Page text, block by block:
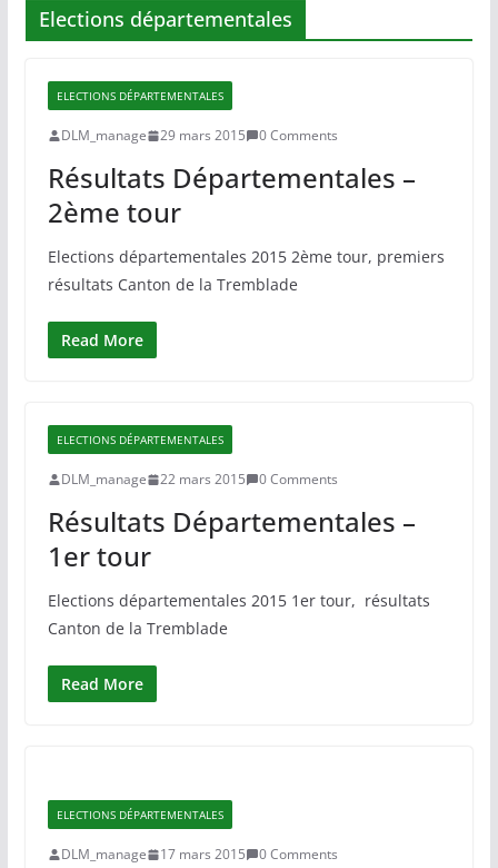
Elections départementales
ELECTIONS DÉPARTEMENTALES
DLM_manage 29 mars 2015 0 Comments
Résultats Départementales –
2ème tour
Elections départementales 2015 2ème tour, premiers
résultats Canton de la Tremblade
Read More
ELECTIONS DÉPARTEMENTALES
DLM_manage 22 mars 2015 0 Comments
Résultats Départementales –
1er tour
Elections départementales 2015 1er tour, résultats
Canton de la Tremblade
Read More
ELECTIONS DÉPARTEMENTALES
DLM_manage 17 mars 2015 0 Comments